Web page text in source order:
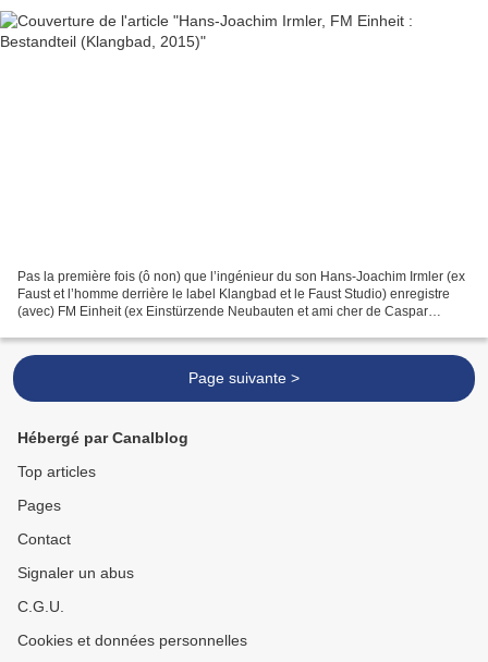
Pas la première fois (ô non) que l’ingénieur du son Hans-Joachim Irmler (ex
Faust et l’homme derrière le label Klangbad et le Faust Studio) enregistre
(avec) FM Einheit (ex Einstürzende Neubauten et ami cher de Caspar
Page suivante >
Hébergé par Canalblog
Top articles
Pages
Contact
Signaler un abus
C.G.U.
Cookies et données personnelles